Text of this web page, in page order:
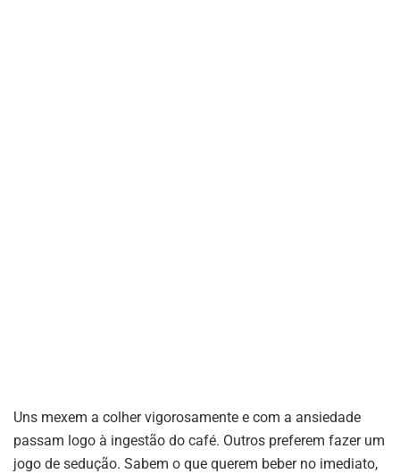
Uns mexem a colher vigorosamente e com a ansiedade
passam logo à ingestão do café. Outros preferem fazer um
jogo de sedução. Sabem o que querem beber no imediato,